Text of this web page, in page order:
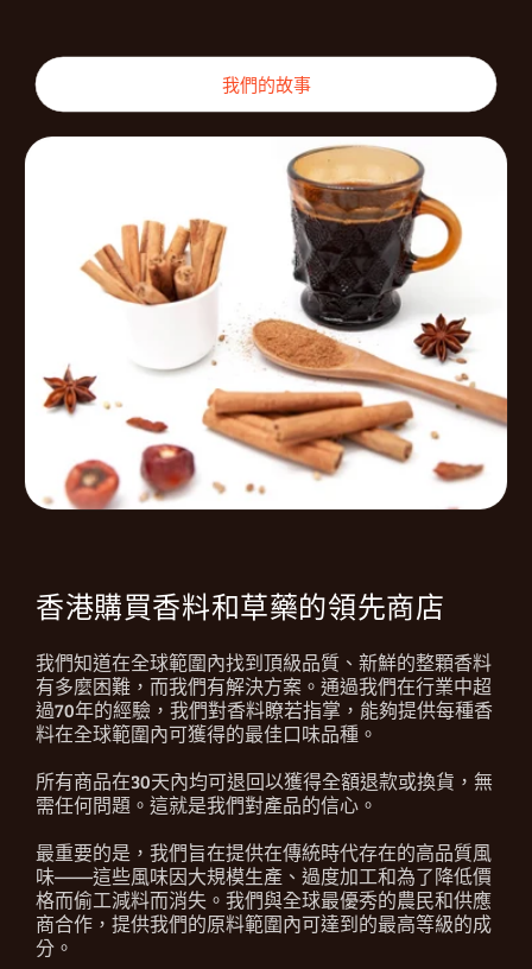
我們的故事
香港購買香料和草藥的領先商店
我們知道在全球範圍內找到頂級品質、新鮮的整顆香料
有多麼困難，而我們有解決方案。通過我們在行業中超
過70年的經驗，我們對香料瞭若指掌，能夠提供每種香
料在全球範圍內可獲得的最佳口味品種。
所有商品在30天內均可退回以獲得全額退款或換貨，無
需任何問題。這就是我們對產品的信心。
最重要的是，我們旨在提供在傳統時代存在的高品質風
味——這些風味因大規模生產、過度加工和為了降低價
格而偷工減料而消失。我們與全球最優秀的農民和供應
商合作，提供我們的原料範圍內可達到的最高等級的成
分。